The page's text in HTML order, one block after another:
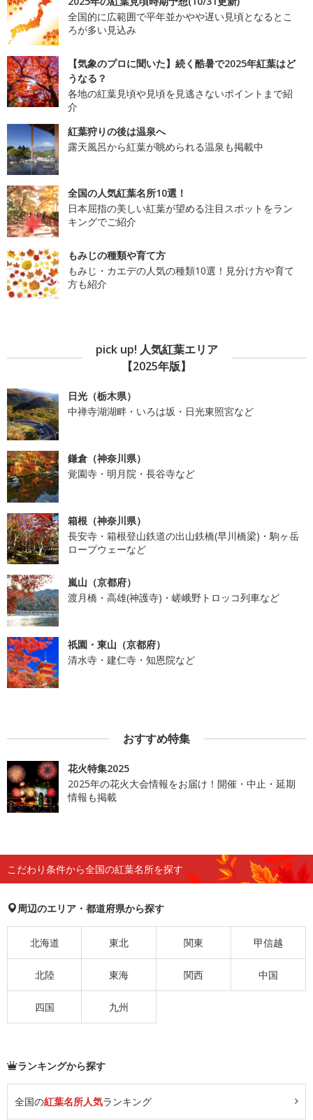
全国的に広範囲で平年並かやや遅い見頃となるとこ
ろが多い見込み
【気象のプロに聞いた】続く酷暑で2025年紅葉はど
うなる？
各地の紅葉見頃や見頃を見逃さないポイントまで紹
介
紅葉狩りの後は温泉へ
露天風呂から紅葉が眺められる温泉も掲載中
全国の人気紅葉名所10選！
日本屈指の美しい紅葉が望める注目スポットをラン
キングでご紹介
もみじの種類や育て方
もみじ・カエデの人気の種類10選！見分け方や育て
方も紹介
pick up! 人気紅葉エリア
【2025年版】
日光（栃木県）
中禅寺湖湖畔・いろは坂・日光東照宮など
鎌倉（神奈川県）
覚園寺・明月院・長谷寺など
箱根（神奈川県）
長安寺・箱根登山鉄道の出山鉄橋(早川橋梁)・駒ヶ岳
ロープウェーなど
嵐山（京都府）
渡月橋・高雄(神護寺)・嵯峨野トロッコ列車など
祇園・東山（京都府）
清水寺・建仁寺・知恩院など
おすすめ特集
花火特集2025
2025年の花火大会情報をお届け！開催・中止・延期
情報も掲載
こだわり条件から全国の紅葉名所を探す
周辺のエリア・都道府県から探す
北海道 東北 関東 甲信越
北陸 東海 関西 中国
四国 九州
ランキングから探す
全国の紅葉名所人気ランキング